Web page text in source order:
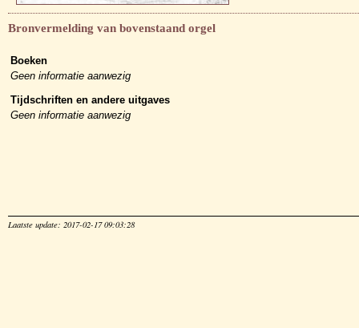
Bronvermelding van bovenstaand orgel
Boeken
Geen informatie aanwezig
Tijdschriften en andere uitgaves
Geen informatie aanwezig
Laatste update: 2017-02-17 09:03:28